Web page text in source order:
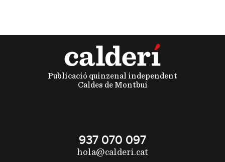
Publicació quinzenal independent
Caldes de Montbui
937 070 097
hola@calderi.cat